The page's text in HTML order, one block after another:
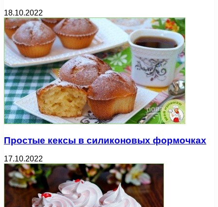
18.10.2022
Простые кексы в силиконовых формочках
17.10.2022